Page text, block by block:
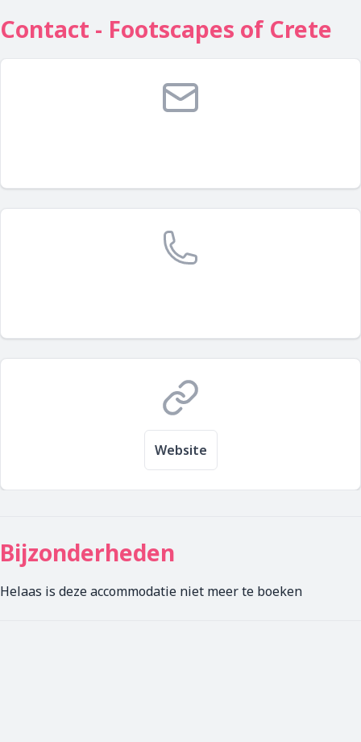
Contact - Footscapes of Crete
Website
Bijzonderheden
Helaas is deze accommodatie niet meer te boeken